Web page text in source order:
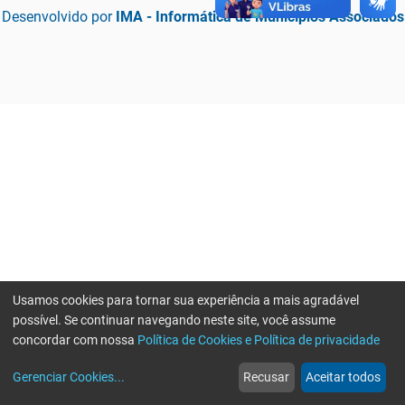
Desenvolvido por IMA - Informática de Municípios Associados
web
Notícias
more_horiz
Mais
Usamos cookies para tornar sua experiência a mais agradável
possível. Se continuar navegando neste site, você assume
concordar com nossa Política de Cookies e Política de privacidade
Gerenciar Cookies... Recusar Aceitar todos
Erro ao enviar informações, por favor tente novamente